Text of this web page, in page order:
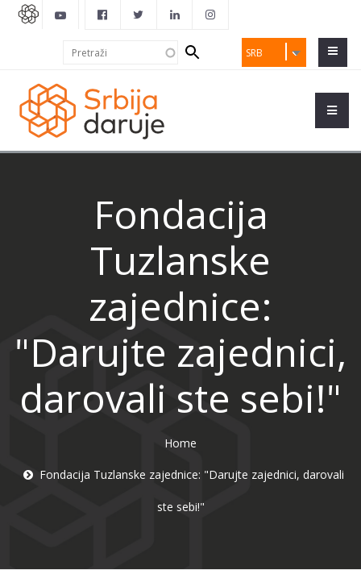
SRB
Search
form
Fondacija
Tuzlanske
zajednice:
"Darujte zajednici,
darovali ste sebi!"
Home
Fondacija Tuzlanske zajednice: "Darujte zajednici, darovali
ste sebi!"